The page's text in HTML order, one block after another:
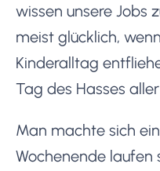
wissen unsere Jobs
meist glücklich,
Kinderalltag
Tag des Hasses
Man machte sich
Wochenende laufen